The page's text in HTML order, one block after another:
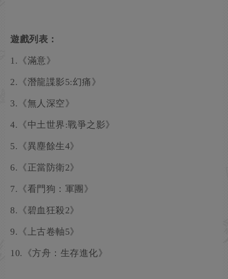
遊戲列表：
1.《滿意》
2.《潛龍諜影5:幻痛》
3.《無人深空》
4.《中土世界:戰爭之影》
5.《異塵餘生4》
6.《正當防衛2》
7.《看門狗：軍團》
8.《碧血狂殺2》
9.《上古卷軸5》
10.《方舟：生存進化》